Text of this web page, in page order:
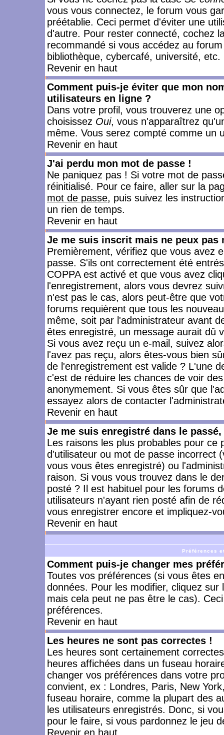
vous vous connectez, le forum vous
préétablie. Ceci permet d'éviter une
d'autre. Pour rester connecté, cochez
recommandé si vous accédez au
bibliothèque, cybercafé, université, etc.
Revenir en haut
Comment puis-je éviter que mon
utilisateurs en ligne ?
Dans votre profil, vous trouverez une
choisissez Oui, vous n'apparaîtrez
même. Vous serez compté comme un
Revenir en haut
J'ai perdu mon mot de passe !
Ne paniquez pas ! Si votre mot de
réinitialisé. Pour ce faire, aller sur la
mot de passe, puis suivez les
un rien de temps.
Revenir en haut
Je me suis inscrit mais ne peux pas
Premièrement, vérifiez que vous avez
passe. S'ils ont correctement été
COPPA est activé et que vous avez
l'enregistrement, alors vous devrez
n'est pas le cas, alors peut-être que
forums requièrent que tous les
même, soit par l'administrateur avant
êtes enregistré, un message aurait dû
Si vous avez reçu un e-mail, suivez
l'avez pas reçu, alors êtes-vous bien
de l'enregistrement est valide ? L'une
c'est de réduire les chances de voir
anonymement. Si vous êtes sûr que
essayez alors de contacter
Revenir en haut
Je me suis enregistré dans le
Les raisons les plus probables pour
d'utilisateur ou mot de passe incorrect
vous vous êtes enregistré) ou
raison. Si vous vous trouvez dans le
posté ? Il est habituel pour les forums
utilisateurs n'ayant rien posté afin de
vous enregistrer encore et impliquez-
Revenir en haut
Préférences
Comment puis-je changer mes
Toutes vos préférences (si vous êtes
données. Pour les modifier, cliquez sur
mais cela peut ne pas être le cas).
préférences.
Revenir en haut
Les heures ne sont pas correctes !
Les heures sont certainement
heures affichées dans un fuseau
changer vos préférences dans votre
convient, ex : Londres, Paris, New
fuseau horaire, comme la plupart des
les utilisateurs enregistrés. Donc, si
pour le faire, si vous pardonnez le jeu
Revenir en haut